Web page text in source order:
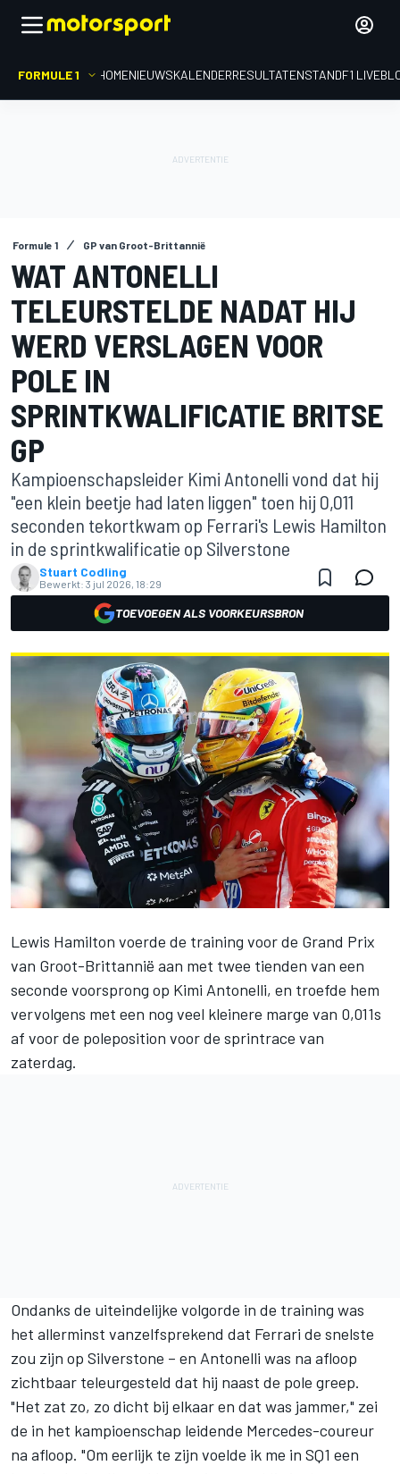
FORMULE 1 HOMENIEUWSKALENDERRESULTATENSTANDF1
Formule 1 GP van Groot-Brittannië
WAT ANTONELLI
TELEURSTELDE NADAT HIJ
WERD VERSLAGEN VOOR
POLE IN
SPRINTKWALIFICATIE BRITSE
GP
Kampioenschapsleider Kimi Antonelli vond dat hij
"een klein beetje had laten liggen" toen hij 0,011
seconden tekortkwam op Ferrari's Lewis Hamilton
in de sprintkwalificatie op Silverstone
Stuart Codling
Bewerkt: 3 jul 2026, 18:29
TOEVOEGEN ALS VOORKEURSBRON
Lewis Hamilton voerde de training voor de Grand Prix
van Groot-Brittannië aan met twee tienden van een
seconde voorsprong op Kimi Antonelli, en troefde hem
vervolgens met een nog veel kleinere marge van 0,011s
af voor de poleposition voor de sprintrace van
zaterdag.
Ondanks de uiteindelijke volgorde in de training was
het allerminst vanzelfsprekend dat Ferrari de snelste
zou zijn op Silverstone – en Antonelli was na afloop
zichtbaar teleurgesteld dat hij naast de pole greep.
"Het zat zo, zo dicht bij elkaar en dat was jammer," zei
de in het kampioenschap leidende Mercedes-coureur
na afloop. "Om eerlijk te zijn voelde ik me in SQ1 een